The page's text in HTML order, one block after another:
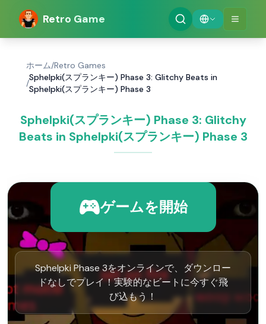
Retro Game
ホーム/Retro Games
/
Sphelpki(スプランキー) Phase 3: Glitchy Beats in
Sphelpki(スプランキー) Phase 3
Sphelpki(スプランキー) Phase 3: Glitchy
Beats in Sphelpki(スプランキー) Phase 3
ゲームを開始
Sphelpki Phase 3をオンラインで、ダウンロー
ドなしでプレイ！実験的なビートに今すぐ飛
び込もう！